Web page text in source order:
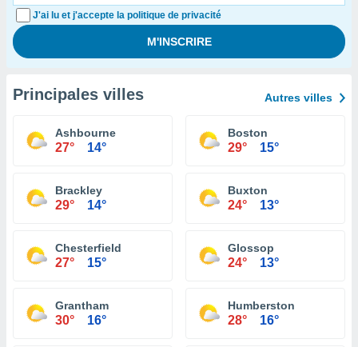
J'ai lu et j'accepte la politique de privacité
Principales villes Autres villes
Ashbourne
27° 14°
Boston
29° 15°
Brackley
29° 14°
Buxton
24° 13°
Chesterfield
27° 15°
Glossop
24° 13°
Grantham
30° 16°
Humberston
28° 16°